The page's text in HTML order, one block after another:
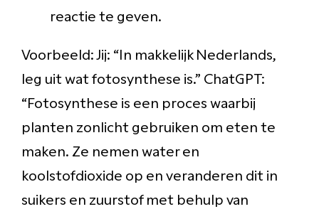
reactie te geven.
Voorbeeld: Jij: “In makkelijk Nederlands,
leg uit wat fotosynthese is.” ChatGPT:
“Fotosynthese is een proces waarbij
planten zonlicht gebruiken om eten te
maken. Ze nemen water en
koolstofdioxide op en veranderen dit in
suikers en zuurstof met behulp van